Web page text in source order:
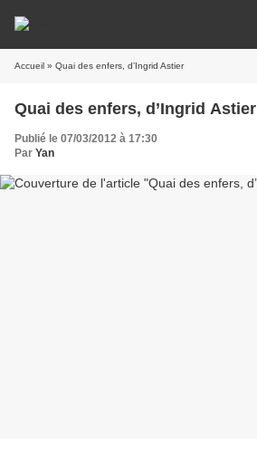
Accueil » Quai des enfers, d’Ingrid Astier
Quai des enfers, d’Ingrid Astier
Publié le 07/03/2012 à 17:30
Par Yan